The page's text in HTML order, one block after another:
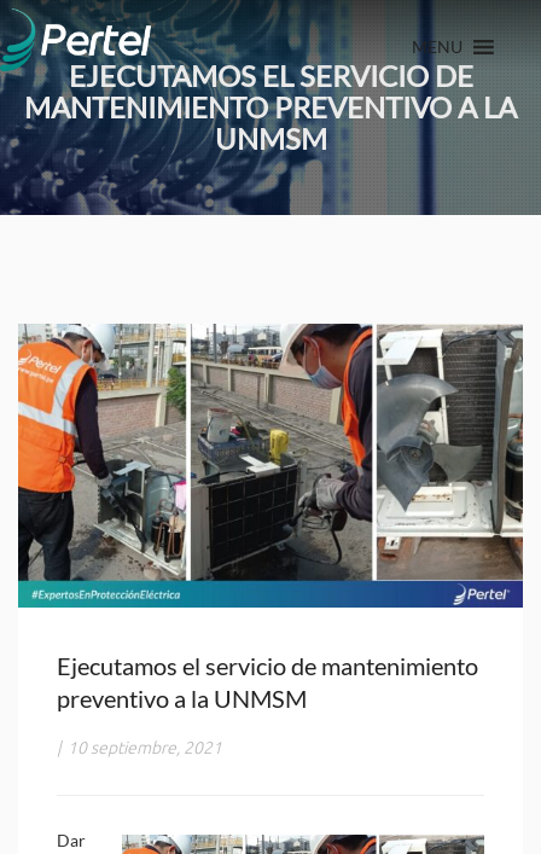
MENU
EJECUTAMOS EL SERVICIO DE
MANTENIMIENTO PREVENTIVO A LA
UNMSM
Ejecutamos el servicio de mantenimiento
preventivo a la UNMSM
| 10 septiembre, 2021
Dar